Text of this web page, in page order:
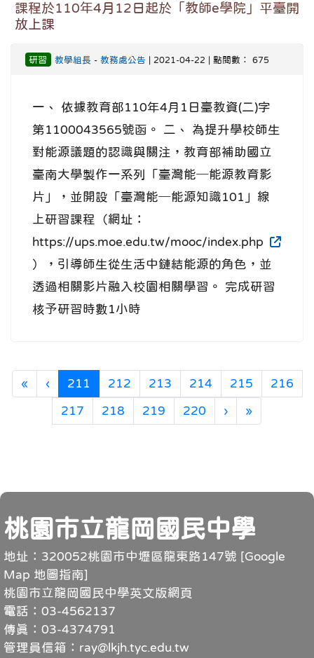
課程於110年4月12日起於「教師e學院」平臺開
放上課
研習 教學組長 - 教務處公告 | 2021-04-22 | 點閱數： 675
一、 依據教育部110年4月1日臺教資(二)字
第1100043565號函。 二、 為提升學校師生
對能源議題的認識與關注，教育部補助國立
臺南大學製作一系列「臺灣能─能源教育影
片」，並開設「臺灣能─能源知識101」線
上研習課程（網址：
https://ups.moe.edu.tw/mooc/index.php
），引導師生從生活中鏈結能源的角色，並
透過相關影片融入校園相關學習。 完成研習
核予研習時數1小時
«第一頁
‹上一頁
211 (目前頁次)
212 213 214 215 216
217 218 219 220 ›下一頁
»
頁尾
桃園市立龍岡國民中學
地址：320052桃園市中壢區龍東路147號 [Google
Map 地圖指南]
桃園市立龍岡國民中學英文版網頁
電話：03-4562137
傳真：03-4374791
管理員信箱：ray@lkjh.tyc.edu.tw